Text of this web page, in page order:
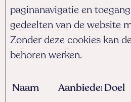
paginanavigatie en
gedeelten van de website
Zonder deze cookies kan
behoren werken.
Naam AanbiederDoel